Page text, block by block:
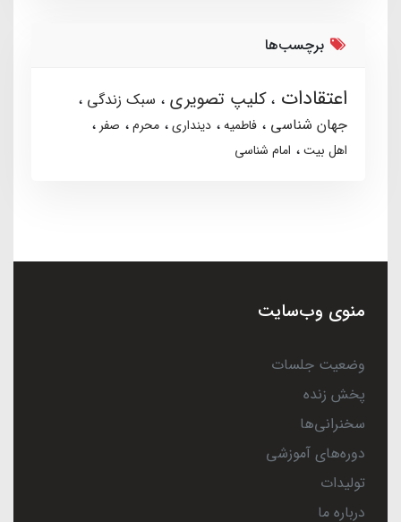
برچسب‌ها
اعتقادات کلیپ تصویری
سبک زندگی
جهان شناسی
فاطمیه دینداری محرم
صفر
اهل بیت
امام شناسی
منوی وب‌سایت
وضعیت جلسات
پخش زنده
سخنرانی‌ها
دوره‌های آموزشی
تولیدات
درباره ما